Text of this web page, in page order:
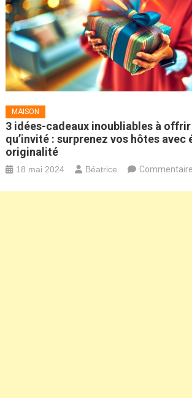
MAISON
3 idées-cadeaux inoubliables à
qu’invité : surprenez vos hôtes avec
originalité
18 mai 2024 Béatrice